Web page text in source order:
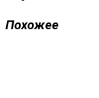
Похожее